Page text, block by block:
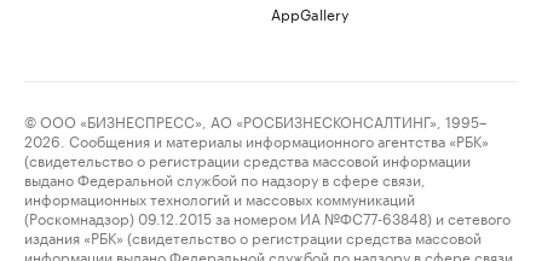
AppGallery
© ООО «БИЗНЕСПРЕСС», АО «РОСБИЗНЕСКОНСАЛТИНГ», 1995–
2026. Сообщения и материалы информационного агентства «РБК»
(свидетельство о регистрации средства массовой информации
выдано Федеральной службой по надзору в сфере связи,
информационных технологий и массовых коммуникаций
(Роскомнадзор) 09.12.2015 за номером ИА №ФС77-63848) и сетевого
издания «РБК» (свидетельство о регистрации средства массовой
информации выдано Федеральной службой по надзору в сфере связи,